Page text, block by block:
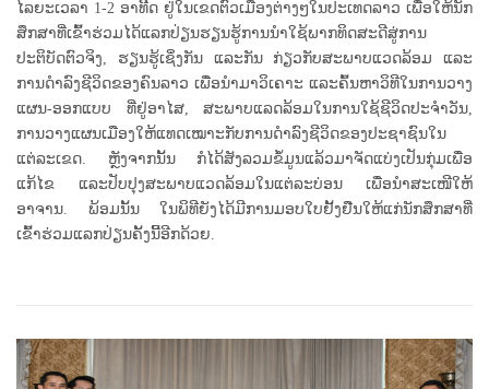
ໄລຍະເວລາ 1-2 ອາທິີດ ຢູ່ໃນເຂດຕົວເມືອງຕ່າງໆໃນປະເທດລາວ ເພື່ອໃຫ້ນັກ
ສຶກສາທີ່ເຂົ້າຮ່ວມໄດ້ແລກປ່ຽນຮຽນຮູ້ການນຳໃຊ້ພາກທິດສະດີສູ່ການ
ປະຕິບັດຕົວຈິງ, ຮຽນຮູ້ເຊິ່ງກັນ ແລະກັນ ກ່ຽວກັບສະພາບແວດລ້ອມ ແລະ
ການດຳລົງຊີວິດຂອງຄົນລາວ ເພື່ອນຳມາວິເຄາະ ແລະຄົ້ນຫາວິທີໃນການວາງ
ແຜນ-ອອກແບບ ທີ່ຢູ່ອາໄສ, ສະພາບແລດລ້ອມໃນການໃຊ້ຊີວິດປະຈຳວັນ,
ການວາງແຜນເມືອງໃຫ້ແທດເໝາະກັບການດຳລົງຊີວິດຂອງປະຊາຊົນໃນ
ແຕ່ລະເຂດ. ຫຼັງຈາກນັ້ນ ກໍໄດ້ສັງລວມຂໍ້ມູນແລ້ວມາຈັດແບ່ງເປັນກຸ່ມເພື່ອ
ແກ້ໄຂ ແລະປັບປຸງສະພາບແວດລ້ອມໃນແຕ່ລະບ່ອນ ເພື່ອນຳສະເໜີໃຫ້
ອາຈານ. ພ້ອມນັ້ນ ໃນພິທີຍັງໄດ້ມີການມອບໃບຢັ້ງຢືນໃຫ້ແກ່ນັກສຶກສາທີ່
ເຂົ້າຮ່ວມແລກປ່ຽນຄັ້ງນີ້ອີກດ້ວຍ.